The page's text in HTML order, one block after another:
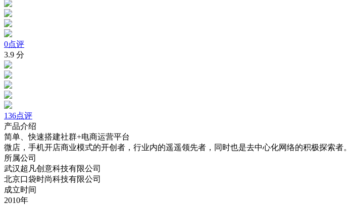
0点评
3.9 分
136点评
产品介绍
简单、快速搭建社群+电商运营平台
微店，手机开店商业模式的开创者，行业内的遥遥领先者，同时也是去中心化网络的积极探索者。
所属公司
武汉超凡创意科技有限公司
北京口袋时尚科技有限公司
成立时间
2010年